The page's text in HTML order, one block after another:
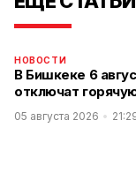
НОВОСТИ
В Бишкеке 6
отключат
05 августа 2026